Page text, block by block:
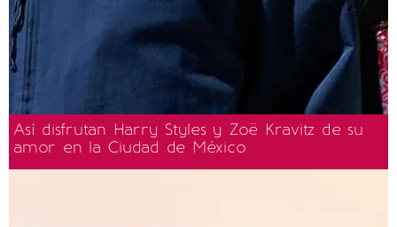
Así disfrutan Harry Styles y Zoë Kravitz de su
amor en la Ciudad de México